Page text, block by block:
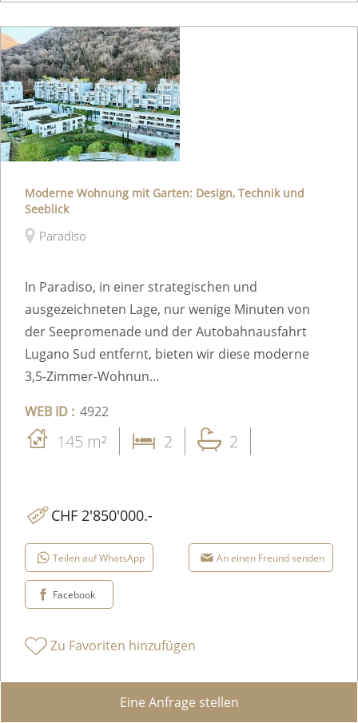
Moderne Wohnung mit Garten: Design, Technik und
Seeblick
Paradiso
In Paradiso, in einer strategischen und
ausgezeichneten Lage, nur wenige Minuten von
der Seepromenade und der Autobahnausfahrt
Lugano Sud entfernt, bieten wir diese moderne
3,5-Zimmer-Wohnun...
WEB ID : 4922
145 m² 2 2
CHF 2'850'000.-
Teilen auf WhatsApp An einen Freund senden
Facebook
Zu Favoriten hinzufügen
Details anzeigen
Eine Anfrage stellen